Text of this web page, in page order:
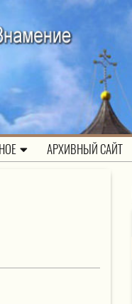
АРХИВНЫЙ САЙТ